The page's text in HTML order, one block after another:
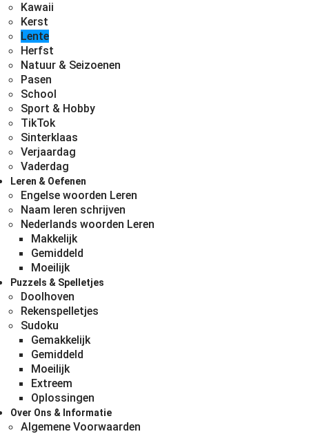
Kawaii
Kerst
Lente
Herfst
Natuur & Seizoenen
Pasen
School
Sport & Hobby
TikTok
Sinterklaas
Verjaardag
Vaderdag
Leren & Oefenen
Engelse woorden Leren
Naam leren schrijven
Nederlands woorden Leren
Makkelijk
Gemiddeld
Moeilijk
Puzzels & Spelletjes
Doolhoven
Rekenspelletjes
Sudoku
Gemakkelijk
Gemiddeld
Moeilijk
Extreem
Oplossingen
Over Ons & Informatie
Algemene Voorwaarden